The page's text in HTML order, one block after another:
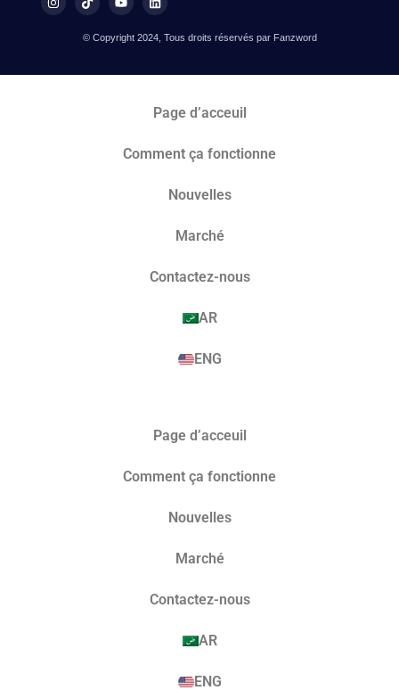
© Copyright 2024, Tous droits réservés par Fanzword
Page d’acceuil
Comment ça fonctionne
Nouvelles
Marché​
Contactez-nous
AR
ENG
Page d’acceuil
Comment ça fonctionne
Nouvelles
Marché​
Contactez-nous
AR
ENG